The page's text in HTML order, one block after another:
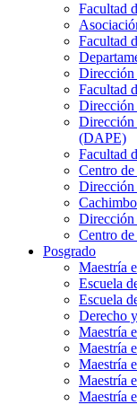
Facultad
Facultad
Dirección
Facultad
Dirección
Dirección
(DAPE)
Facultad
Centro
Dirección
Centro
Posgrado
Maestría
Escuela
Escuela
Derecho
Maestría
Maestría
Maestría
Maestría
Maestría